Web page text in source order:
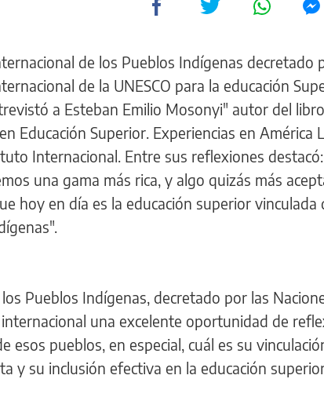
de los Pueblos Indígenas decretado
de la UNESCO para la educación
a Esteban Emilio Mosonyi" autor del libro
Educación Superior. Experiencias en América
Internacional. Entre sus reflexiones destacó:
una gama más rica, y algo quizás más
hoy en día es la educación superior vinculada
Pueblos Indígenas, decretado por las
una excelente oportunidad de
esos pueblos, en especial, cuál es su
y su inclusión efectiva en la educación